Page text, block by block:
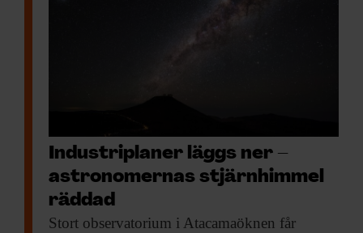
Industriplaner läggs ner –
astronomernas stjärnhimmel
räddad
Stort observatorium i Atacamaöknen får